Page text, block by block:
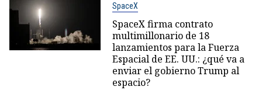
SpaceX
SpaceX firma contrato
multimillonario de 18
lanzamientos para la Fuerza
Espacial de EE. UU.: ¿qué va a
enviar el gobierno Trump al
espacio?